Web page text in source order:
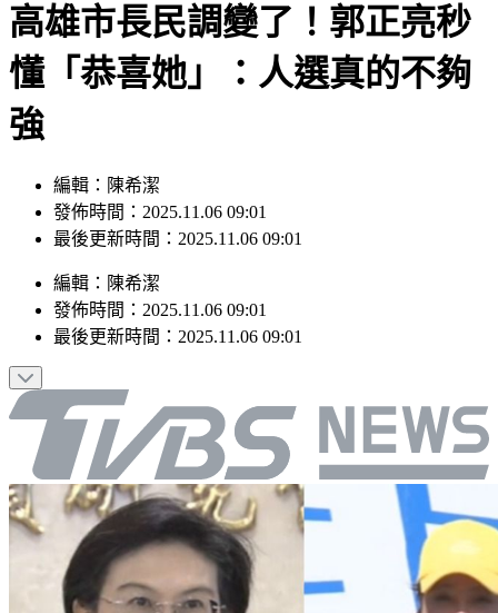
高雄市長民調變了！郭正亮秒
懂「恭喜她」：人選真的不夠
強
編輯：陳希潔
發佈時間：2025.11.06 09:01
最後更新時間：2025.11.06 09:01
編輯 ： 陳希潔
發佈時間： 2025.11.06 09:01
最後更新時間： 2025.11.06 09:01